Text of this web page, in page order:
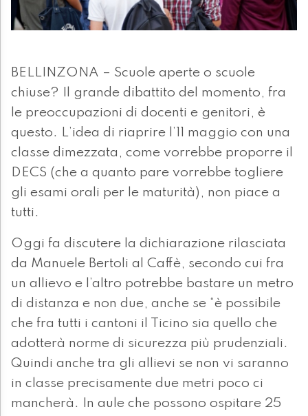
BELLINZONA – Scuole aperte o scuole
chiuse? Il grande dibattito del momento, fra
le preoccupazioni di docenti e genitori, è
questo. L’idea di riaprire l’11 maggio con una
classe dimezzata, come vorrebbe proporre il
DECS (che a quanto pare vorrebbe togliere
gli esami orali per le maturità), non piace a
tutti.
Oggi fa discutere la dichiarazione rilasciata
da Manuele Bertoli al Caffè, secondo cui fra
un allievo e l’altro potrebbe bastare un metro
di distanza e non due, anche se “è possibile
che fra tutti i cantoni il Ticino sia quello che
adotterà norme di sicurezza più prudenziali.
Quindi anche tra gli allievi se non vi saranno
in classe precisamente due metri poco ci
mancherà. In aule che possono ospitare 25